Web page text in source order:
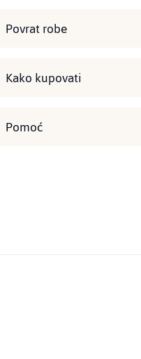
Povrat robe
Kako kupovati
Pomoć